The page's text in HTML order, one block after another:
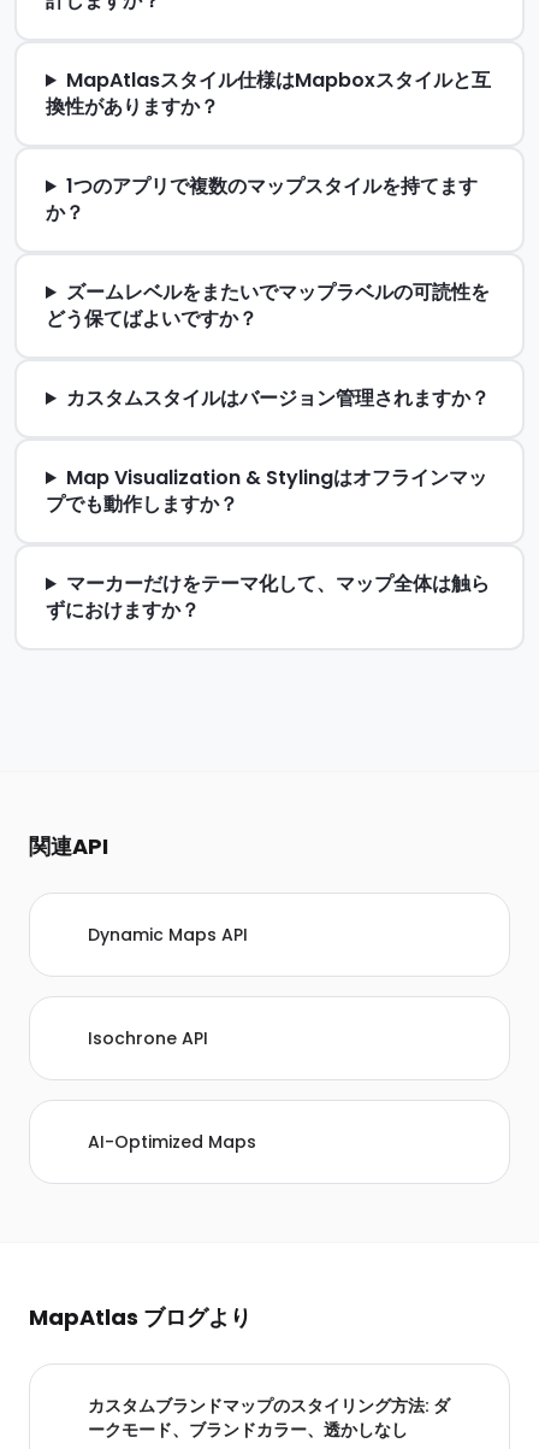
MapAtlasスタイル仕様はMapboxスタイルと互
換性がありますか？
1つのアプリで複数のマップスタイルを持てます
か？
ズームレベルをまたいでマップラベルの可読性を
どう保てばよいですか？
カスタムスタイルはバージョン管理されますか？
Map Visualization & Stylingはオフラインマッ
プでも動作しますか？
マーカーだけをテーマ化して、マップ全体は触ら
ずにおけますか？
関連API
Dynamic Maps API
Isochrone API
AI-Optimized Maps
MapAtlas ブログより
カスタムブランドマップのスタイリング方法: ダ
ークモード、ブランドカラー、透かしなし